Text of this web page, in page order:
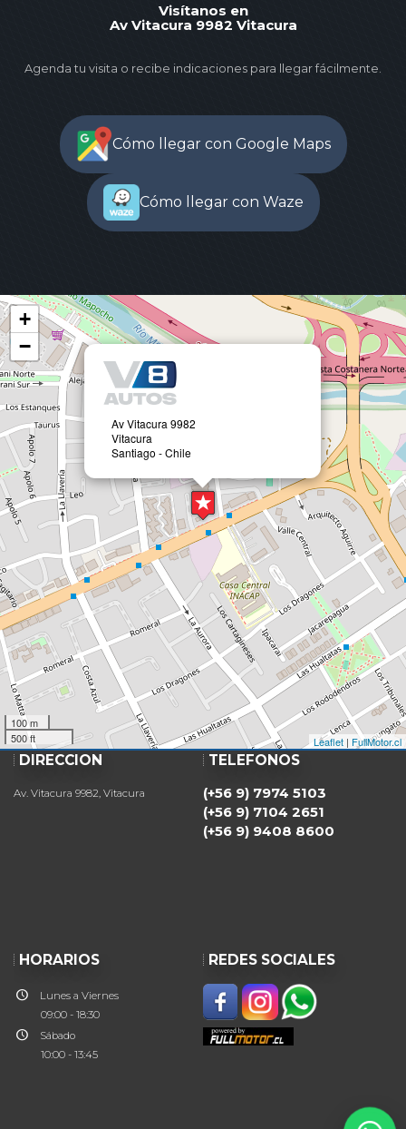
Visítanos en
Av Vitacura 9982 Vitacura
Agenda tu visita o recibe indicaciones para llegar fácilmente.
Cómo llegar con Google Maps
Cómo llegar con Waze
Av Vitacura 9982
Vitacura
Santiago - Chile
+
−
100 m
500 ft
Leaflet | FullMotor.cl
DIRECCIÓN
Av. Vitacura 9982, Vitacura
TELÉFONOS
(+56 9) 7974 5103
(+56 9) 7104 2651
(+56 9) 9408 8600
HORARIOS
Lunes a Viernes
09:00 - 18:30
Sábado
10:00 - 13:45
REDES SOCIALES